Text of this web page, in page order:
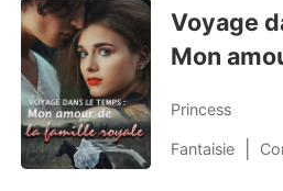
Recharger
Historique
Déconnexion
Genre
Moderne
Loup-garou
Nouvelle
Voyage
Mon
Princess
Fantaisie